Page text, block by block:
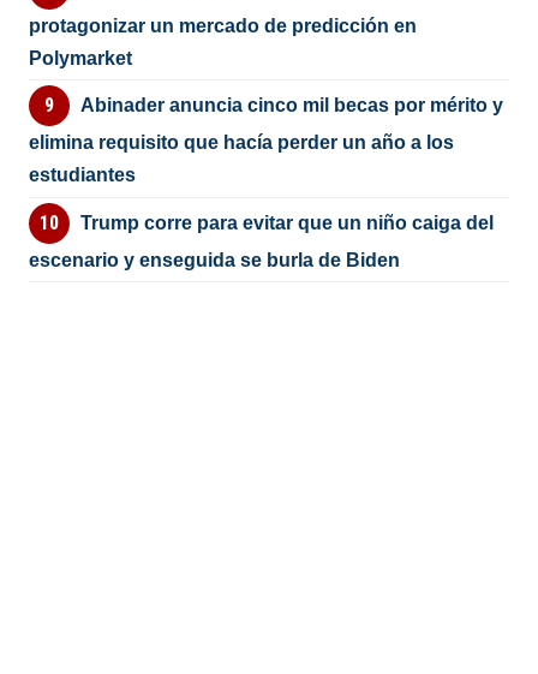
protagonizar un mercado de predicción en
Polymarket
Abinader anuncia cinco mil becas por mérito y
elimina requisito que hacía perder un año a los
estudiantes
Trump corre para evitar que un niño caiga del
escenario y enseguida se burla de Biden